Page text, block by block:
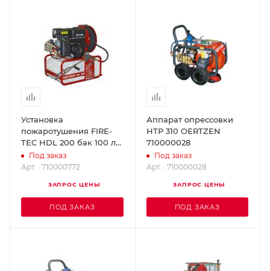
Установка
пожаротушения FIRE-
TEC HDL 200 бак 100 л
OERTZEN 710000772
Под заказ
Арт. : 710000772
ЗАПРОС ЦЕНЫ
ПОД ЗАКАЗ
Аппарат опрессовки
НТР 310 OERTZEN
710000028
Под заказ
Арт. : 710000028
ЗАПРОС ЦЕНЫ
ПОД ЗАКАЗ